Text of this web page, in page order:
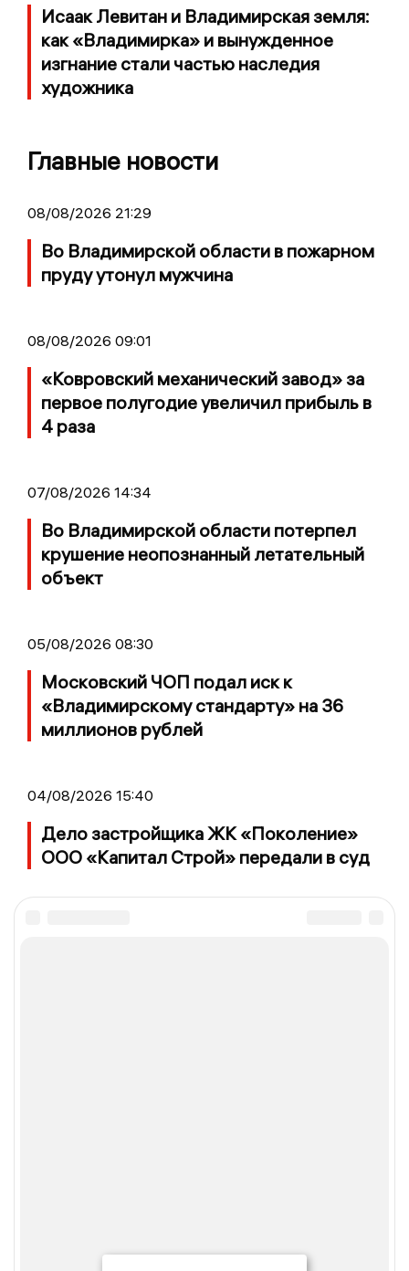
Исаак Левитан и Владимирская земля:
как «Владимирка» и вынужденное
изгнание стали частью наследия
художника
Главные новости
08/08/2026 21:29
Во Владимирской области в пожарном
пруду утонул мужчина
08/08/2026 09:01
«Ковровский механический завод» за
первое полугодие увеличил прибыль в
4 раза
07/08/2026 14:34
Во Владимирской области потерпел
крушение неопознанный летательный
объект
05/08/2026 08:30
Московский ЧОП подал иск к
«Владимирскому стандарту» на 36
миллионов рублей
04/08/2026 15:40
Дело застройщика ЖК «Поколение»
ООО «Капитал Строй» передали в суд